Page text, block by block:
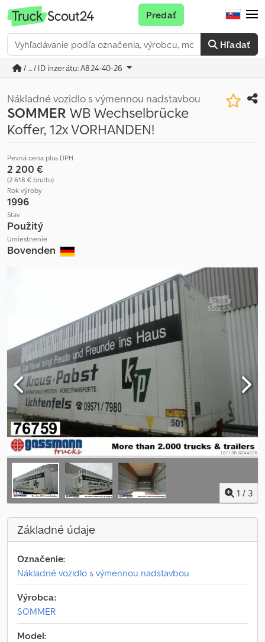
Hľadať
Predať
/ ... / ID inzerátu: A824-40-26
Nákladné vozidlo s výmennou nadstavbou
SOMMER WB Wechselbrücke
Koffer, 12x VORHANDEN!
Pevná cena plus DPH
2 200 €
(2 618 € brutto)
Rok výroby
1996
Stav
Použitý
Umiestnenie
Bovenden
1 / 3
Základné údaje
Označenie:
Nákladné vozidlo s výmennou nadstavbou
Výrobca:
SOMMER
Model: